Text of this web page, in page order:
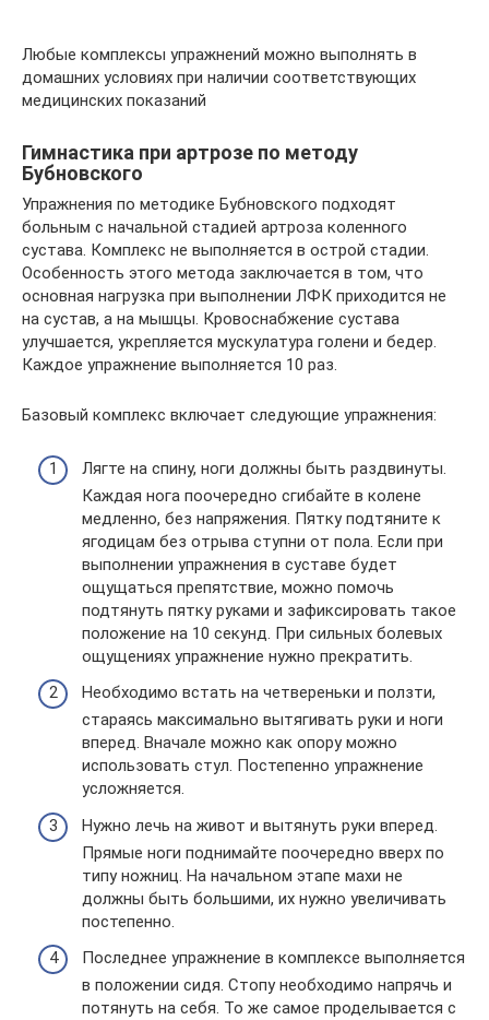
Любые комплексы упражнений можно выполнять в
домашних условиях при наличии соответствующих
медицинских показаний
Гимнастика при артрозе по методу
Бубновского
Упражнения по методике Бубновского подходят
больным с начальной стадией артроза коленного
сустава. Комплекс не выполняется в острой стадии.
Особенность этого метода заключается в том, что
основная нагрузка при выполнении ЛФК приходится не
на сустав, а на мышцы. Кровоснабжение сустава
улучшается, укрепляется мускулатура голени и бедер.
Каждое упражнение выполняется 10 раз.
Базовый комплекс включает следующие упражнения:
Лягте на спину, ноги должны быть раздвинуты.
Каждая нога поочередно сгибайте в колене
медленно, без напряжения. Пятку подтяните к
ягодицам без отрыва ступни от пола. Если при
выполнении упражнения в суставе будет
ощущаться препятствие, можно помочь
подтянуть пятку руками и зафиксировать такое
положение на 10 секунд. При сильных болевых
ощущениях упражнение нужно прекратить.
Необходимо встать на четвереньки и ползти,
стараясь максимально вытягивать руки и ноги
вперед. Вначале можно как опору можно
использовать стул. Постепенно упражнение
усложняется.
Нужно лечь на живот и вытянуть руки вперед.
Прямые ноги поднимайте поочередно вверх по
типу ножниц. На начальном этапе махи не
должны быть большими, их нужно увеличивать
постепенно.
Последнее упражнение в комплексе выполняется
в положении сидя. Стопу необходимо напрячь и
потянуть на себя. То же самое проделывается с